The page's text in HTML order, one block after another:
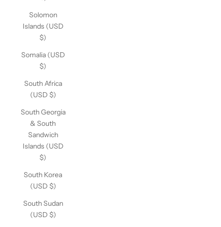
Solomon
Islands (USD
$)
Somalia (USD
$)
South Africa
(USD $)
South Georgia
& South
Sandwich
Islands (USD
$)
South Korea
(USD $)
South Sudan
(USD $)